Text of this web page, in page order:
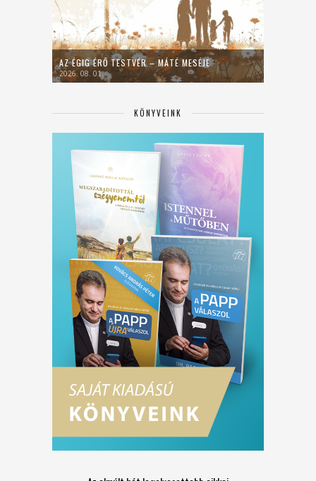
AZ ÉGIG ÉRŐ TESTVÉR – MÁTÉ MESÉJE
2026. 08. 01.
KÖNYVEINK